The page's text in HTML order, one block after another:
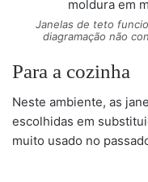
Janelas de teto
diagramação não
Para a cozinha
Neste ambiente, as
escolhidas em
muito usado no